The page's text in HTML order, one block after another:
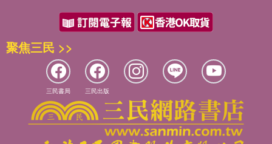
聚焦三民 >>
三民書局 三民出版